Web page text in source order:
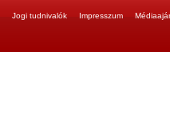
Jogi tudnivalók Impresszum